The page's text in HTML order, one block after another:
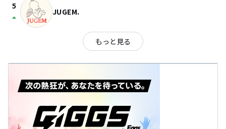
5
arrow_drop_up JUGEM.
もっと見る